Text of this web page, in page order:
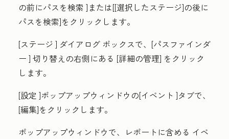
の前にパスを検索 ]または[[選択したステージ]の後に
パスを検索]をクリックします。
[ステージ ] ダイアログ ボックスで、[パスファインダ
ー ] 切り替えの右側にある [詳細の管理] をクリック
します。
[設定 ]ポップアップウィンドウの[イベント ]タブで、
[編集]をクリックします。
ポップアップウィンドウで、レポートに含める イベ